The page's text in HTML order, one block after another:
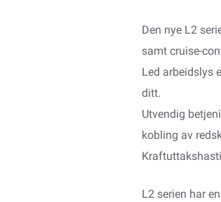
Den nye L2
samt cruise-
Led arbeidslys
ditt.
Utvendig
kobling av
L2 serien har